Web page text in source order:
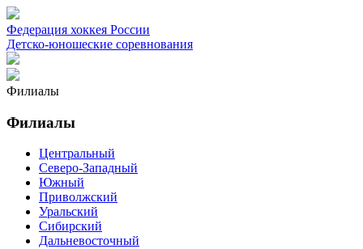
Федерация хоккея России
Детско-юношеские соревнования
Филиалы
Филиалы
Центральный
Северо-Западный
Южный
Приволжский
Уральский
Сибирский
Дальневосточный